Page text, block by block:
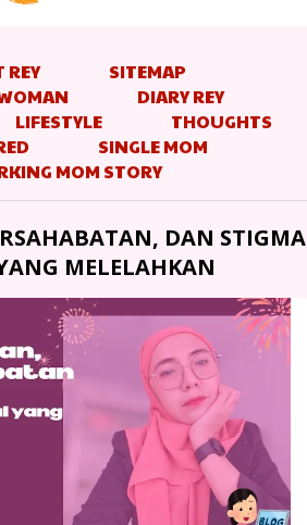
SITEMAP
DIARY REY
LIFESTYLE
THOUGHTS
SINGLE MOM
MOM STORY
DAN STIGMA
MELELAHKAN